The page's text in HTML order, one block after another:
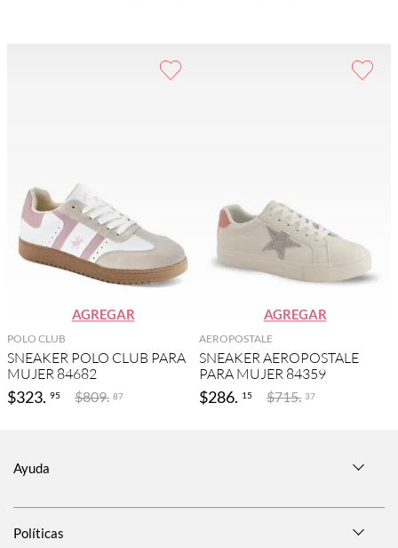
AGREGAR
POLO CLUB
SNEAKER POLO CLUB PARA
MUJER 84682
$323. 95 $809. 87
AGREGAR
AEROPOSTALE
SNEAKER AEROPOSTALE
PARA MUJER 84359
$286. 15 $715. 37
Ayuda
Políticas